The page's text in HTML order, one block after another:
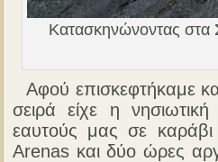
Κατασκηνώνοντας στα
Αφού επισκεφτήκαμε
σειρά είχε η
εαυτούς μας σε
Arenas και δύο ώρες